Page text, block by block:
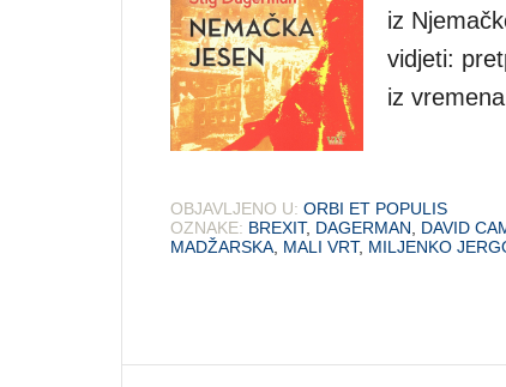
iz
vidjeti:
iz
OBJAVLJENO U: ORBI ET POPULIS
OZNAKE: BREXIT, DAGERMAN DAVID
MADŽARSKA MALI VRT, MILJENKO